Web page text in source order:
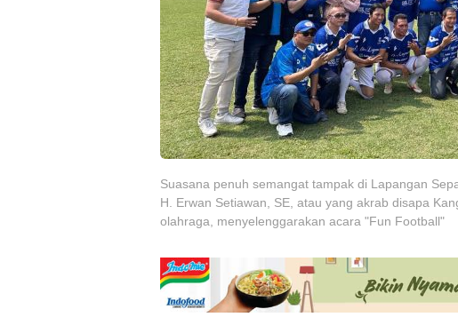
Suasana penuh semangat tampak di Lapangan
H. Erwan Setiawan, SE, atau yang akrab disapa
olahraga, menyelenggarakan acara "Fun Football"